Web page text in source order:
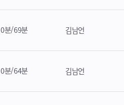
0분/69분 김남언
0분/64분 김남언